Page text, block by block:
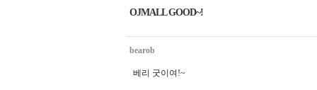
OJMALL GOOD~!
bearob
베리 굿이여!~